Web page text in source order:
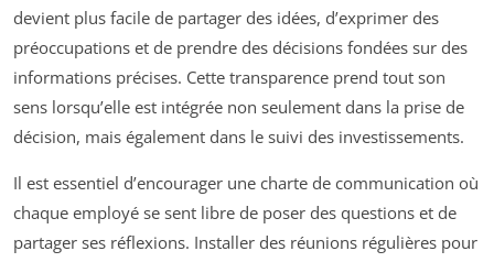
devient plus facile de partager des idées, d’exprimer des
préoccupations et de prendre des décisions fondées sur des
informations précises. Cette transparence prend tout son
sens lorsqu’elle est intégrée non seulement dans la prise de
décision, mais également dans le suivi des investissements.
Il est essentiel d’encourager une charte de communication où
chaque employé se sent libre de poser des questions et de
partager ses réflexions. Installer des réunions régulières pour